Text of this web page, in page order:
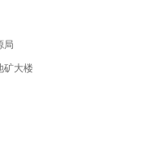
局
矿大楼